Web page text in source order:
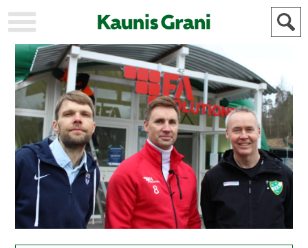
KAUPUNKI
STADEN
AJANKOHTAISTA
AKTUELLT
URHEILU
IDROTT
KULTTUURI
KULTUR
HISTORIA
HISTORIA
YLEINEN
ALLMÄN
MAINOSTAJILLE
FÖR
ANNONSÖRER